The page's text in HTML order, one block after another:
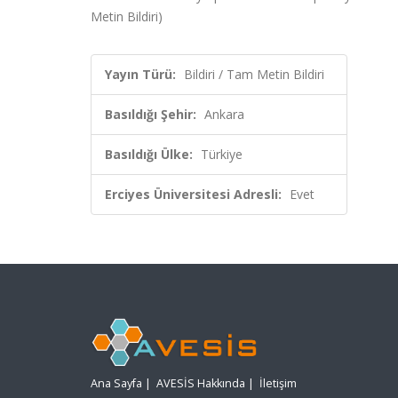
Metin Bildiri)
Yayın Türü: Bildiri / Tam Metin Bildiri
Basıldığı Şehir: Ankara
Basıldığı Ülke: Türkiye
Erciyes Üniversitesi Adresli: Evet
Ana Sayfa | AVESİS Hakkında | İletişim